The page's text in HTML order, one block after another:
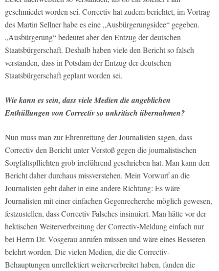
geschmiedet worden sei. Correctiv hat zudem berichtet, im Vortrag
des Martin Sellner habe es eine „Ausbürgerungsidee“ gegeben.
„Ausbürgerung“ bedeutet aber den Entzug der deutschen
Staatsbürgerschaft. Deshalb haben viele den Bericht so falsch
verstanden, dass in Potsdam der Entzug der deutschen
Staatsbürgerschaft geplant worden sei.
Wie kann es sein, dass viele Medien die angeblichen
Enthüllungen von Correctiv so unkritisch übernahmen?
Nun muss man zur Ehrenrettung der Journalisten sagen, dass
Correctiv den Bericht unter Verstoß gegen die journalistischen
Sorgfaltspflichten grob irreführend geschrieben hat. Man kann den
Bericht daher durchaus missverstehen. Mein Vorwurf an die
Journalisten geht daher in eine andere Richtung: Es wäre
Journalisten mit einer einfachen Gegenrecherche möglich gewesen,
festzustellen, dass Correctiv Falsches insinuiert. Man hätte vor der
hektischen Weiterverbreitung der Correctiv-Meldung einfach nur
bei Herrn Dr. Vosgerau anrufen müssen und wäre eines Besseren
belehrt worden. Die vielen Medien, die die Correctiv-
Behauptungen unreflektiert weiterverbreitet haben, fanden die